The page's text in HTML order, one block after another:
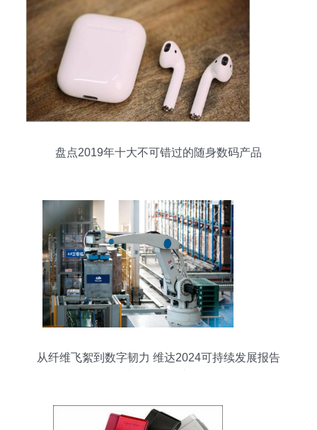
盘点2019年十大不可错过的随身数码产品
从纤维飞絮到数字韧力 维达2024可持续发展报告